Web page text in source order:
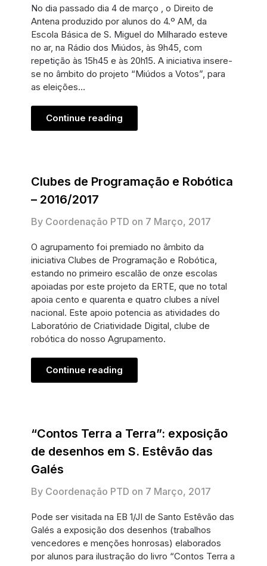
No dia passado dia 4 de março , o Direito de
Antena produzido por alunos do 4.º AM, da
Escola Básica de S. Miguel do Milharado esteve
no ar, na Rádio dos Miúdos, às 9h45, com
repetição às 15h45 e às 20h15. A iniciativa insere-
se no âmbito do projeto “Miúdos a Votos”, para
as eleições…
Continue reading
Clubes de Programação e Robótica
– 2016/2017
By Coordenação PTD on 7 Março, 2017
O agrupamento foi premiado no âmbito da
iniciativa Clubes de Programação e Robótica,
estando no primeiro escalão de onze escolas
apoiadas por este projeto da ERTE, que no total
apoia cento e quarenta e quatro clubes a nível
nacional. Este apoio potencia as atividades do
Laboratório de Criatividade Digital, clube de
robótica do nosso Agrupamento.
Continue reading
“Contos Terra a Terra”: exposição
de desenhos em S. Estêvão das
Galés
By Coordenação PTD on 7 Março, 2017
Pode ser visitada na EB 1/JI de Santo Estêvão das
Galés a exposição dos desenhos (trabalhos
vencedores e menções honrosas) elaborados
por alunos para ilustração do livro “Contos Terra a